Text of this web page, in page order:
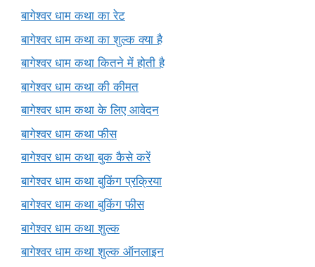
बागेश्वर धाम कथा का रेट
बागेश्वर धाम कथा का शुल्क क्या है
बागेश्वर धाम कथा कितने में होती है
बागेश्वर धाम कथा की कीमत
बागेश्वर धाम कथा के लिए आवेदन
बागेश्वर धाम कथा फीस
बागेश्वर धाम कथा बुक कैसे करें
बागेश्वर धाम कथा बुकिंग प्रक्रिया
बागेश्वर धाम कथा बुकिंग फीस
बागेश्वर धाम कथा शुल्क
बागेश्वर धाम कथा शुल्क ऑनलाइन